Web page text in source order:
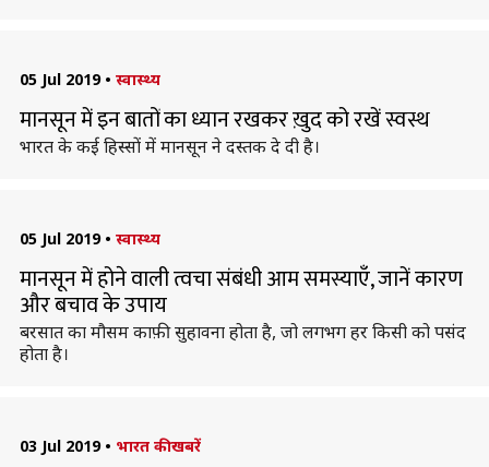
05 Jul 2019 • स्वास्थ्य
मानसून में इन बातों का ध्यान रखकर ख़ुद को रखें स्वस्थ
भारत के कई हिस्सों में मानसून ने दस्तक दे दी है।
05 Jul 2019 • स्वास्थ्य
मानसून में होने वाली त्वचा संबंधी आम समस्याएँ, जानें कारण
और बचाव के उपाय
बरसात का मौसम काफ़ी सुहावना होता है, जो लगभग हर किसी को पसंद
होता है।
03 Jul 2019 • भारत की खबरें